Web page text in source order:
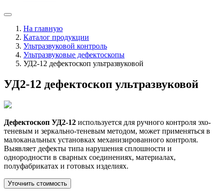
На главную
Каталог продукции
Ультразвуковой контроль
Ультразвуковые дефектоскопы
УД2-12 дефектоскоп ультразвуковой
УД2-12 дефектоскоп ультразвуковой
Дефектоскоп УД2-12 используется для ручного контроля эхо-
теневым и зеркально-теневым методом, может применяться в
малоканальных установках механизированного контроля.
Выявляет дефекты типа нарушения сплошности и
однородности в сварных соединениях, материалах,
полуфабрикатах и готовых изделиях.
Уточнить стоимость